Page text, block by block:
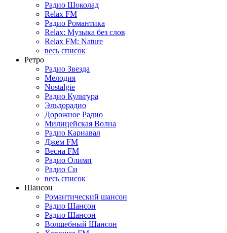
Радио Шоколад
Relax FM
Радио Романтика
Relax: Музыка без слов
Relax FM: Nature
весь список
Ретро
Радио Звезда
Мелодия
Nostalgie
Радио Культура
Эльдорадио
Дорожное Радио
Милицейская Волна
Радио Карнавал
Джем FM
Весна FM
Радио Олимп
Радио Си
весь список
Шансон
Романтический шансон
Радио Шансон
Радио Шансон
Волшебный Шансон